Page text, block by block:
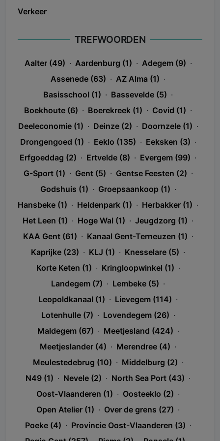
Verkeer
TREFWOORDEN
Aalter (49) · Aardenburg (1) · Adegem (9) ·
Assenede (63) · AZ Alma (1) ·
Basisschool (1) · Bassevelde (5) ·
Boekhoute (6) · Boerekreek (1) · Covid (1) ·
Deeleconomie (1) · Deinze (2) · Doornzele (1) ·
Drongengoed (1) · Eeklo (135) · Eeksken (3) ·
Erfgoeddag (2) · Ertvelde (8) · Evergem (99) ·
G-Sport (1) · Gent (5) · Gentse Feesten (2) ·
Godshuis (1) · Groepsaankoop (1) ·
Hansbeke (1) · Heldenpark (1) · Herbakker (1) ·
Het Leen (1) · Hoge Wal (1) · Jeugdzorg (1) ·
KAA Gent (61) · Kanaal Gent-Terneuzen (1) ·
Kaprijke (23) · KLJ (1) · Knesselare (5) ·
Korte Keten (1) · Kringloopwinkel (1) ·
Landegem (7) · Lembeke (5) ·
Leopoldkanaal (1) · Lievegem (114) ·
Lotenhulle (7) · Lovendegem (26) ·
Maldegem (67) · Meetjesland (424) ·
Meetjeslander (4) · Merendree (4) ·
Meulestedebrug (10) · Middelburg (2) ·
N49 (1) · Nevele (2) · North Sea Port (43) ·
Oost-Vlaanderen (1) · Oosteeklo (2) ·
Open Atelier (1) · Over de grens (27) ·
Poeke (4) · Provincie Oost-Vlaanderen (3) ·